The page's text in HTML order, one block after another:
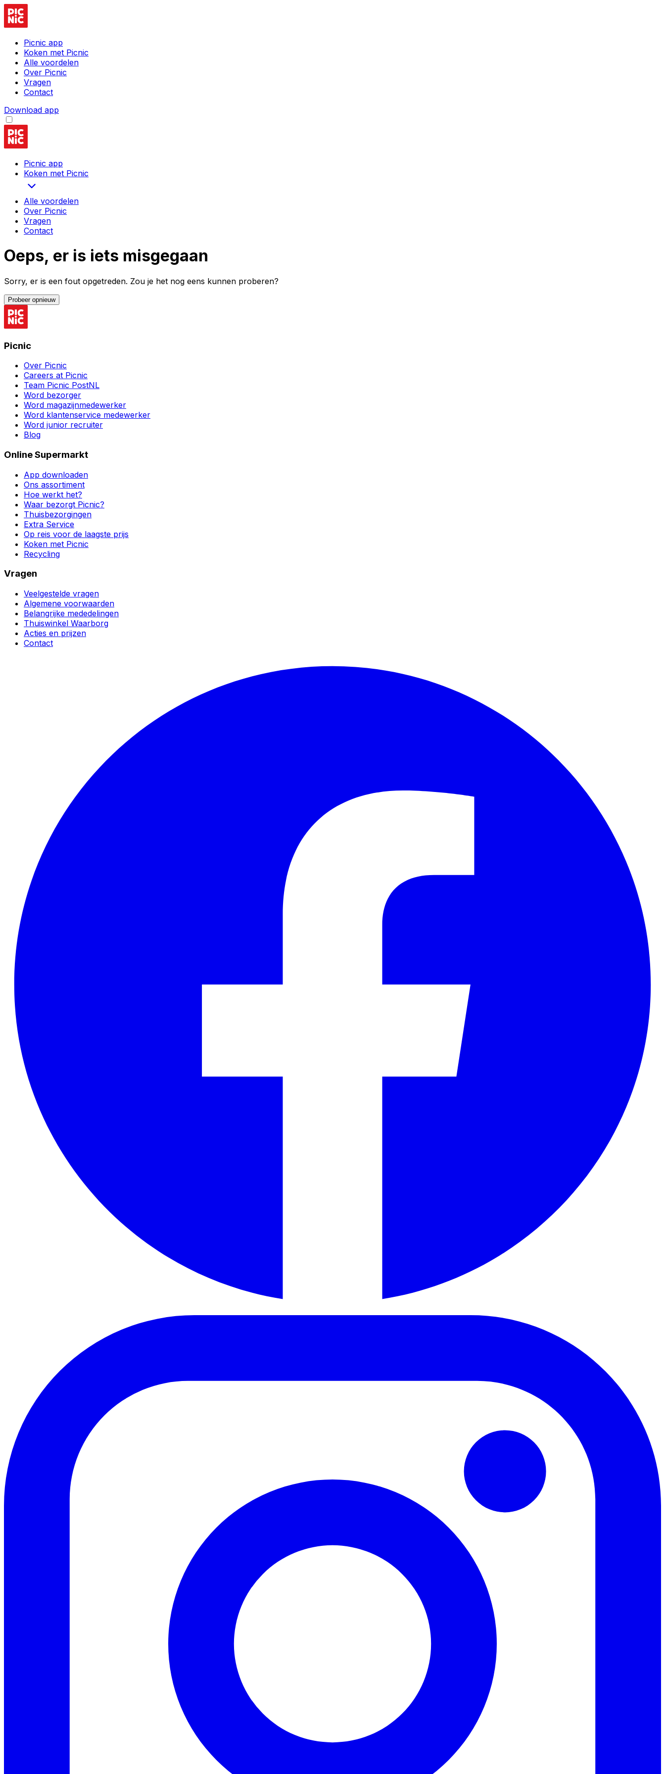
Picnic app
Koken met Picnic
Alle voordelen
Over Picnic
Vragen
Contact
Download app
Picnic app
Koken met Picnic
Alle voordelen
Over Picnic
Vragen
Contact
Oeps, er is iets misgegaan
Sorry, er is een fout opgetreden. Zou je het nog eens kunnen proberen?
Probeer opnieuw
Picnic
Over Picnic
Careers at Picnic
Team Picnic PostNL
Word bezorger
Word magazijnmedewerker
Word klantenservice medewerker
Word junior recruiter
Blog
Online Supermarkt
App downloaden
Ons assortiment
Hoe werkt het?
Waar bezorgt Picnic?
Thuisbezorgingen
Extra Service
Op reis voor de laagste prijs
Koken met Picnic
Recycling
Vragen
Veelgestelde vragen
Algemene voorwaarden
Belangrijke mededelingen
Thuiswinkel Waarborg
Acties en prijzen
Contact